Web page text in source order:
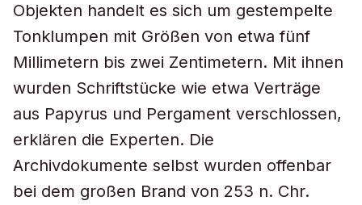
Objekten handelt es sich um gestempelte
Tonklumpen mit Größen von etwa fünf
Millimetern bis zwei Zentimetern. Mit ihnen
wurden Schriftstücke wie etwa Verträge
aus Papyrus und Pergament verschlossen,
erklären die Experten. Die
Archivdokumente selbst wurden offenbar
bei dem großen Brand von 253 n. Chr.